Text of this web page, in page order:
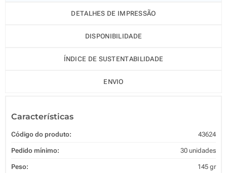
DETALHES DE IMPRESSÃO
DISPONIBILIDADE
ÍNDICE DE SUSTENTABILIDADE
ENVIO
Características
Código do produto: 43624
Pedido mínimo: 30 unidades
Peso: 145 gr